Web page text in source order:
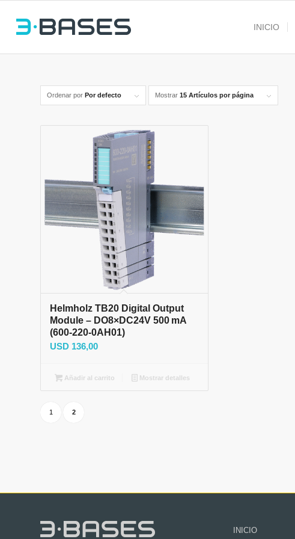
INICIO
Ordenar por Por defecto Mostrar 15 Artículos por página
Helmholz TB20 Digital Output
Module – DO8×DC24V 500 mA
(600‑220‑0AH01)
USD 136,00
Añadir al carrito Mostrar detalles
1 2
INICIO